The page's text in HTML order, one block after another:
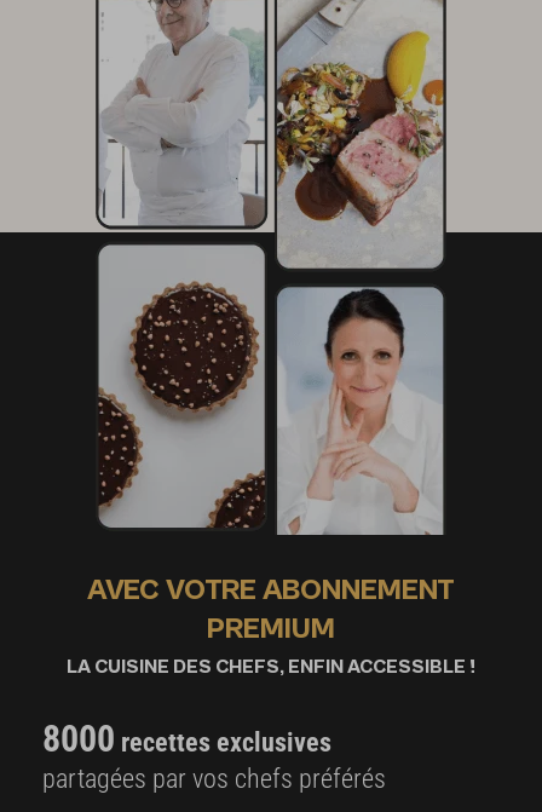
AVEC VOTRE ABONNEMENT
PREMIUM
LA CUISINE DES CHEFS, ENFIN ACCESSIBLE !
8000 recettes exclusives
partagées par vos chefs préférés